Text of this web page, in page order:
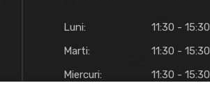
Luni:
11:30 - 15:30
Marti:
11:30 - 15:30
Miercuri:
11:30 - 15:30